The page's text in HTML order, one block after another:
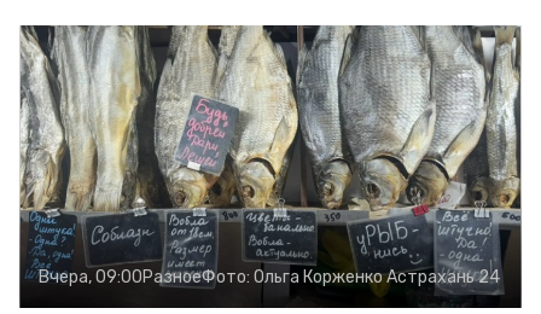
Вчера, 09:00РазноеФото: Ольга КорженкоАстрахань 24